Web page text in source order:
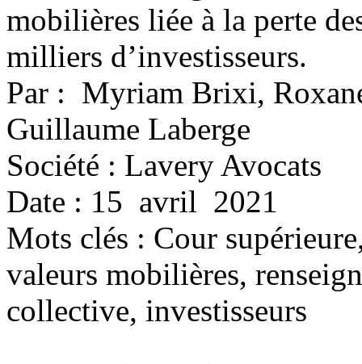
mobilières liée à la perte
milliers d’investisseurs.
Par : Myriam Brixi,
Guillaume Laberge
Société : Lavery Avocats
Date : 15 avril 2021
Mots clés : Cour
valeurs mobilières,
collective, investisseurs